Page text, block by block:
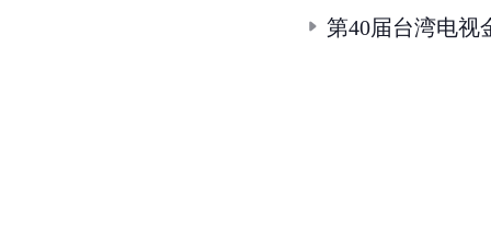
第40届台湾电视